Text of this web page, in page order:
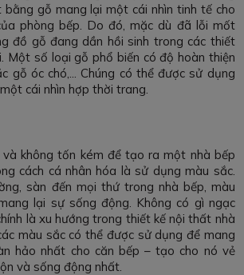
gỗ mang lại một cái nhìn tinh tế cho
phòng bếp. Do đó, mặc dù đã lỗi mốt
đồ gỗ đang dần hồi sinh trong các thiết
Một số loại gỗ phổ biến có độ hoàn thiện
gỗ óc chó,... Chúng có thể được sử dụng
cái nhìn hợp thời trang.
và không tốn kém để tạo ra một nhà bếp
cách cá nhân hóa là sử dụng màu sắc.
sàn đến mọi thứ trong nhà bếp, màu
lại sự sống động. Không có gì ngạc
là xu hướng trong thiết kế nội thất nhà
màu sắc có thể được sử dụng để mang
hảo nhất cho căn bếp – tạo cho nó vẻ
và sống động nhất.